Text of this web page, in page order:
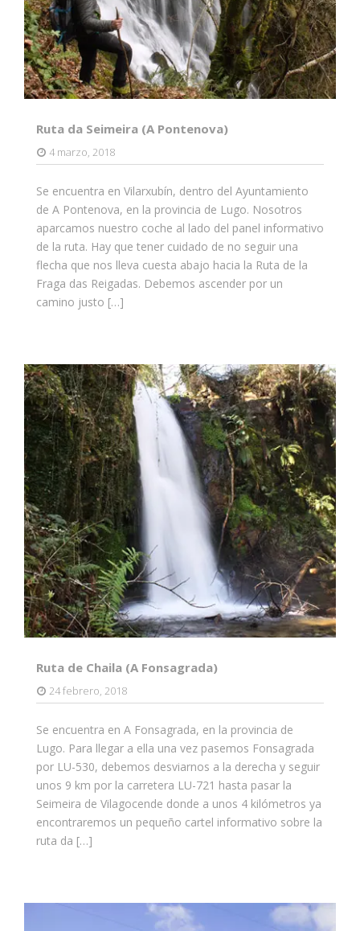
Ruta da Seimeira (A Pontenova)
4 marzo, 2018
Se encuentra en Vilarxubín, dentro del Ayuntamiento
de A Pontenova, en la provincia de Lugo. Nosotros
aparcamos nuestro coche al lado del panel informativo
de la ruta. Hay que tener cuidado de no seguir una
flecha que nos lleva cuesta abajo hacia la Ruta de la
Fraga das Reigadas. Debemos ascender por un
camino justo […]
Ruta de Chaila (A Fonsagrada)
24 febrero, 2018
Se encuentra en A Fonsagrada, en la provincia de
Lugo. Para llegar a ella una vez pasemos Fonsagrada
por LU-530, debemos desviarnos a la derecha y seguir
unos 9 km por la carretera LU-721 hasta pasar la
Seimeira de Vilagocende donde a unos 4 kilómetros ya
encontraremos un pequeño cartel informativo sobre la
ruta da […]